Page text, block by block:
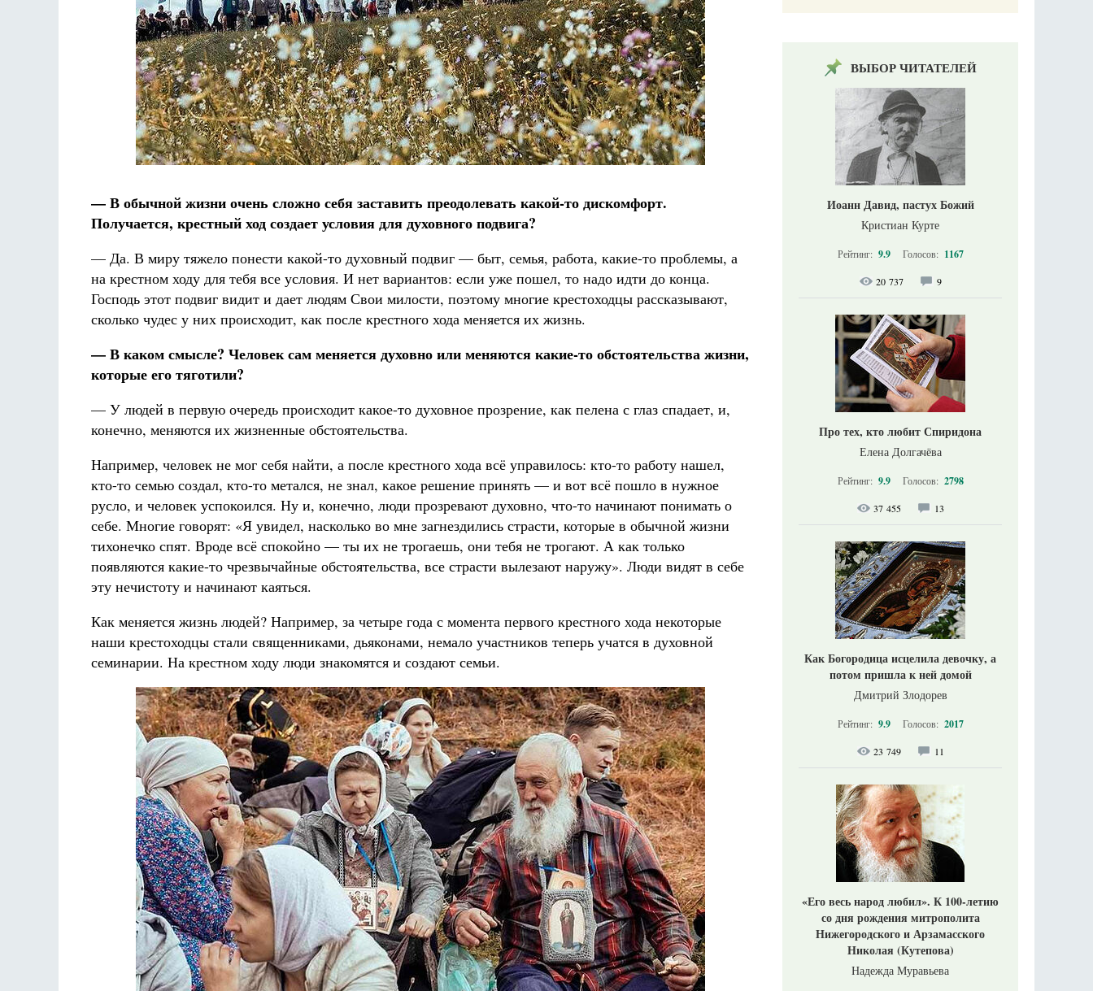
— В обычной жизни очень сложно себя заставить преодолевать какой-то дискомфорт.
Получается, крестный ход создает условия для духовного подвига?
— Да. В миру тяжело понести какой-то духовный подвиг — быт, семья, работа, какие-то проблемы, а
на крестном ходу для тебя все условия. И нет вариантов: если уже пошел, то надо идти до конца.
Господь этот подвиг видит и дает людям Свои милости, поэтому многие крестоходцы рассказывают,
сколько чудес у них происходит, как после крестного хода меняется их жизнь.
— В каком смысле? Человек сам меняется духовно или меняются какие-то обстоятельства жизни,
которые его тяготили?
— У людей в первую очередь происходит какое-то духовное прозрение, как пелена с глаз спадает, и,
конечно, меняются их жизненные обстоятельства.
Например, человек не мог себя найти, а после крестного хода всё управилось: кто-то работу нашел,
кто-то семью создал, кто-то метался, не знал, какое решение принять — и вот всё пошло в нужное
русло, и человек успокоился. Ну и, конечно, люди прозревают духовно, что-то начинают понимать о
себе. Многие говорят: «Я увидел, насколько во мне загнездились страсти, которые в обычной жизни
тихонечко спят. Вроде всё спокойно — ты их не трогаешь, они тебя не трогают. А как только
появляются какие-то чрезвычайные обстоятельства, все страсти вылезают наружу». Люди видят в себе
эту нечистоту и начинают каяться.
Как меняется жизнь людей? Например, за четыре года с момента первого крестного хода некоторые
наши крестоходцы стали священниками, дьяконами, немало участников теперь учатся в духовной
семинарии. На крестном ходу люди знакомятся и создают семьи.
ВЫБОР ЧИТАТЕЛЕЙ
Иоанн Давид, пастух Божий
Кристиан Курте
Рейтинг: 9.9 Голосов: 1167
20 737 9
Про тех, кто любит Спиридона
Елена Долгачёва
Рейтинг: 9.9 Голосов: 2798
37 455 13
Как Богородица исцелила девочку, а
потом пришла к ней домой
Дмитрий Злодорев
Рейтинг: 9.9 Голосов: 2017
23 749 11
«Его весь народ любил». К 100-летию
со дня рождения митрополита
Нижегородского и Арзамасского
Николая (Кутепова)
Надежда Муравьева